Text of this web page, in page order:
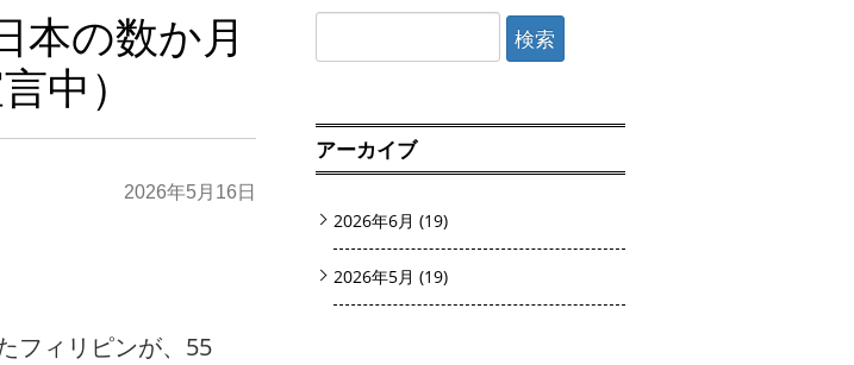
本の数か月
中）
2026年5月16日
フィリピンが、55
索:
アーカイブ
2026年6月 (19)
2026年5月 (19)